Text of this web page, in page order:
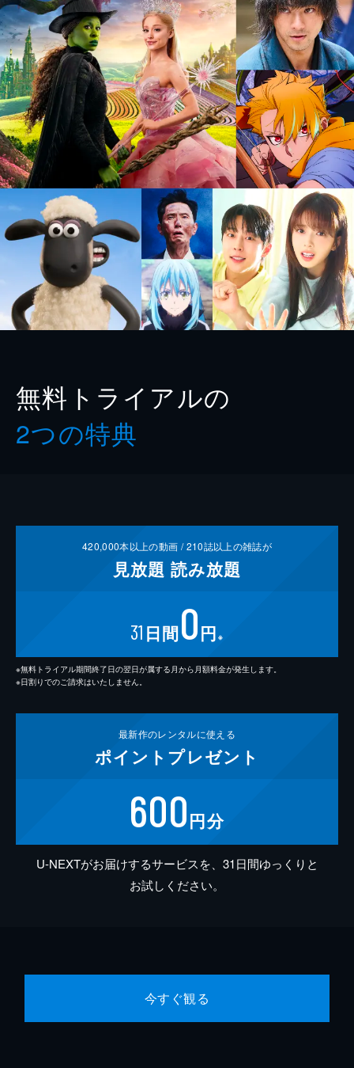
無料トライアルの
2つの特典
420,000本以上の動画 /210誌以上の雑誌が
見放題 読み放題
31 日間0円 ※
※無料トライアル期間終了日の翌日が属する月から月額料金が発生します。
※日割りでのご請求はいたしません。
最新作のレンタルに使える
ポイント プレゼント
600円分
U-NEXTがお届けするサービスを、31日間ゆっくりと
お試しください。
今すぐ観る